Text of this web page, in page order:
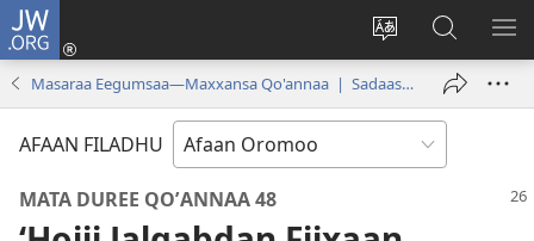
JW.ORG
Afaan
weebsaayitii
Gali
(opens
new
JW.ORG
Irraa
Barbaadi
Masaraa Eegumsaa—Maxxansa Qo'annaa | Sadaasa 2019
AFAAN FILADHU
MATA DUREE QOʼANNAA 48